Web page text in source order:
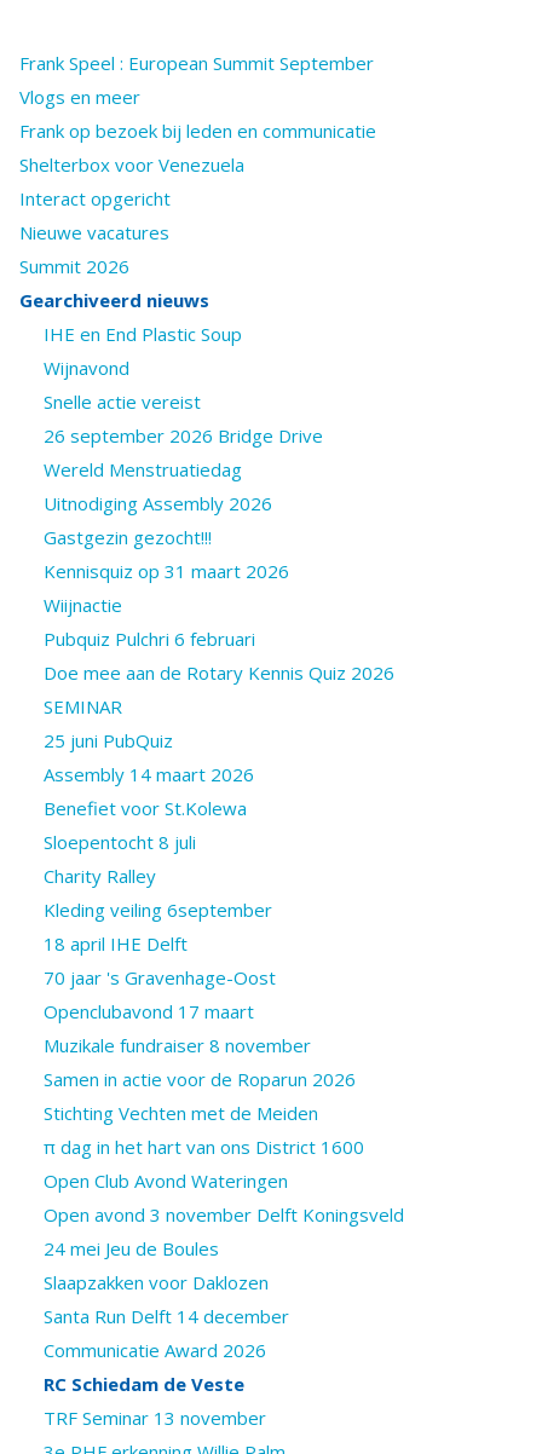
Frank Speel : European Summit September
Vlogs en meer
Frank op bezoek bij leden en communicatie
Shelterbox voor Venezuela
Interact opgericht
Nieuwe vacatures
Summit 2026
Gearchiveerd nieuws
IHE en End Plastic Soup
Wijnavond
Snelle actie vereist
26 september 2026 Bridge Drive
Wereld Menstruatiedag
Uitnodiging Assembly 2026
Gastgezin gezocht!!!
Kennisquiz op 31 maart 2026
Wiijnactie
Pubquiz Pulchri 6 februari
Doe mee aan de Rotary Kennis Quiz 2026
SEMINAR
25 juni PubQuiz
Assembly 14 maart 2026
Benefiet voor St.Kolewa
Sloepentocht 8 juli
Charity Ralley
Kleding veiling 6september
18 april IHE Delft
70 jaar 's Gravenhage-Oost
Openclubavond 17 maart
Muzikale fundraiser 8 november
Samen in actie voor de Roparun 2026
Stichting Vechten met de Meiden
π dag in het hart van ons District 1600
Open Club Avond Wateringen
Open avond 3 november Delft Koningsveld
24 mei Jeu de Boules
Slaapzakken voor Daklozen
Santa Run Delft 14 december
Communicatie Award 2026
RC Schiedam de Veste
TRF Seminar 13 november